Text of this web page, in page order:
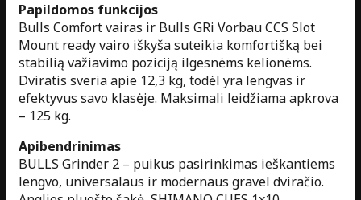
Papildomos funkcijos
Bulls Comfort vairas ir Bulls GRi Vorbau CCS Slot
Mount ready vairo iškyša suteikia komfortišką bei
stabilią važiavimo poziciją ilgesnėms kelionėms.
Dviratis sveria apie 12,3 kg, todėl yra lengvas ir
efektyvus savo klasėje. Maksimali leidžiama apkrova
– 125 kg.
Apibendrinimas
BULLS Grinder 2 – puikus pasirinkimas ieškantiems
lengvo, universalaus ir modernaus gravel dviračio.